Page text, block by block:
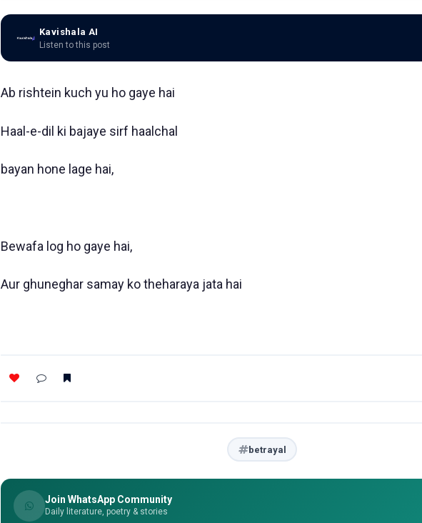
Kavishala AI
Listen to this post
Ab rishtein kuch yu ho gaye hai
Haal-e-dil ki bajaye sirf haalchal
bayan hone lage hai,
Bewafa log ho gaye hai,
Aur ghuneghar samay ko theharaya jata hai
betrayal
Join WhatsApp Community
Daily literature, poetry & stories